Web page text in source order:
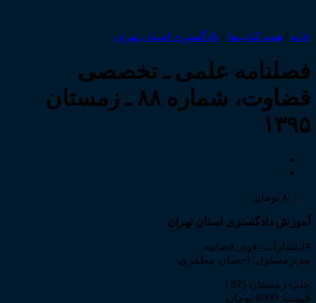
خانه / همه‌ـ‌کتاب‌ها / دادگستری استان تهران
فصلنامه علمی ـ تخصصی
قضاوت، شماره ۸۸ ـ زمستان
۱۳۹۵
۸,۰۰۰ تومان
آموزش دادگستری استان تهران
#انتشارات_قوه_قضاییه
مدیرمسئول: احسان مظفری
چاپ زمستان 1395
قیمت: 8000 تومان